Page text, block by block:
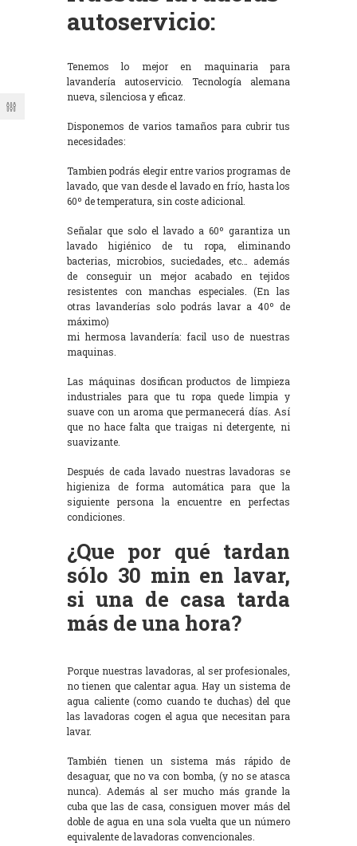
autoservicio:
Tenemos lo mejor en maquinaria para
lavandería autoservicio. Tecnología alemana
nueva, silenciosa y eficaz.
Disponemos de varios tamaños para cubrir tus
necesidades:
Tambien podrás elegir entre varios programas de
lavado, que van desde el lavado en frío, hasta los
60º de temperatura, sin coste adicional.
Señalar que solo el lavado a 60º garantiza un
lavado higiénico de tu ropa, eliminando
bacterias, microbios, suciedades, etc… además
de conseguir un mejor acabado en tejidos
resistentes con manchas especiales. (En las
otras lavanderías solo podrás lavar a 40º de
máximo)
mi hermosa lavandería: facil uso de nuestras
maquinas.
Las máquinas dosifican productos de limpieza
industriales para que tu ropa quede limpia y
suave con un aroma que permanecerá días. Así
que no hace falta que traigas ni detergente, ni
suavizante.
Después de cada lavado nuestras lavadoras se
higieniza de forma automática para que la
siguiente persona la encuentre en perfectas
condiciones.
¿Que por qué tardan
sólo 30 min en lavar,
si una de casa tarda
más de una hora?
Porque nuestras lavadoras, al ser profesionales,
no tienen que calentar agua. Hay un sistema de
agua caliente (como cuando te duchas) del que
las lavadoras cogen el agua que necesitan para
lavar.
También tienen un sistema más rápido de
desaguar, que no va con bomba, (y no se atasca
nunca). Además al ser mucho más grande la
cuba que las de casa, consiguen mover más del
doble de agua en una sola vuelta que un número
equivalente de lavadoras convencionales.